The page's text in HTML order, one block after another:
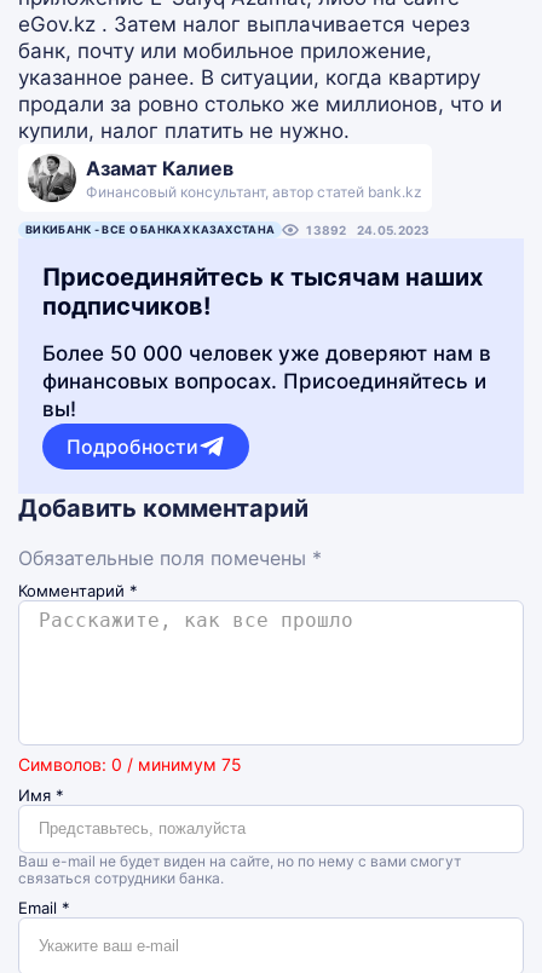
eGov.kz . Затем налог выплачивается через
банк, почту или мобильное приложение,
указанное ранее. В ситуации, когда квартиру
продали за ровно столько же миллионов, что и
купили, налог платить не нужно.
Азамат Калиев
Финансовый консультант, автор статей bank.kz
ВИКИБАНК - ВСЕ О БАНКАХ КАЗАХСТАНА 13892 24.05.2023
Присоединяйтесь к тысячам наших
подписчиков!
Более 50 000 человек уже доверяют нам в
финансовых вопросах. Присоединяйтесь и
вы!
Подробности
Добавить комментарий
Обязательные поля помечены *
Комментарий *
Символов: 0 / минимум 75
Имя *
Ваш e-mail не будет виден на сайте, но по нему с вами смогут
связаться сотрудники банка.
Email *